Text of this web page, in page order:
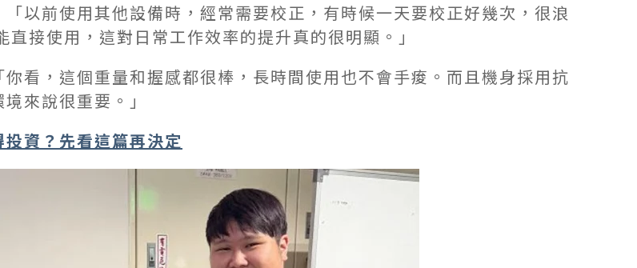
以前使用其他設備時，經常需要校正，有時候一天要校正好幾次，很浪
接使用，這對日常工作效率的提升真的很明顯。」
看，這個重量和握感都很棒，長時間使用也不會手痠。而且機身採用抗
來說很重要。」
資？先看這篇再決定